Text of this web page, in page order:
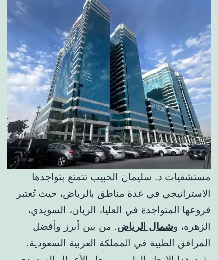
مستشفيات د. سليمان الحبيب تتمتع بتواجدها
الاستراتيجي في عدة مناطق بالرياض، حيث تُعتبر
فروعها المتواجدة في العليا، الريان، السويدي،
الزهرة، وشمال الرياض. من بين أبرز وأفضل
المرافق الطبية في المملكة العربية السعودية.